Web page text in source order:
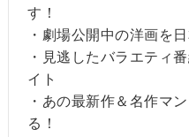
す！
・劇場公開中の洋画を
・見逃したバラエティ
イト
・あの最新作＆名作マ
る！